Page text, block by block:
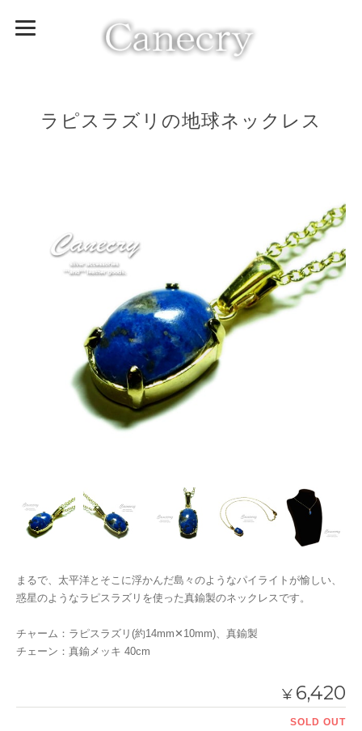
ラピスラズリの地球ネックレス
まるで、太平洋とそこに浮かんだ島々のようなパイライトが愉しい、
惑星のようなラピスラズリを使った真鍮製のネックレスです。
チャーム：ラピスラズリ(約14mm✕10mm)、真鍮製
チェーン：真鍮メッキ 40cm
¥ 6,420
SOLD OUT